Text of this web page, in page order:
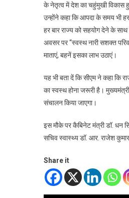
के नेतृत्व में देश का चहुंमुखी विकास हुआ
उन्होंने कहा कि आपदा के समय भी हर
हर बार राज्य को सहयोग देने के साथ
अवसर पर ‘‘स्वस्थ नारी सशक्त
माताएं, बहनें इसका लाभ उठाएं।
यह भी बता दें कि सीएम ने कहा कि
का स्वस्थ होना जरूरी है। मुख्यमंत्री
संचालन किया जाएगा।
इस मौके पर कैबिनेट मंत्री डॉ. धन
सचिव स्वास्थ्य डॉ. आर. राजेश
Share it